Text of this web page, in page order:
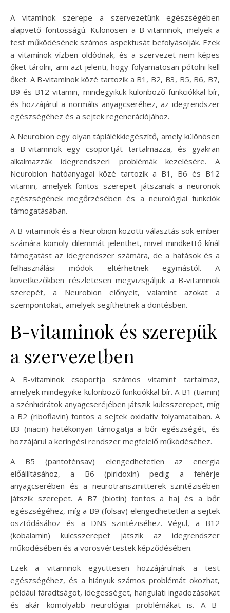
A vitaminok szerepe a szervezetünk egészségében
alapvető fontosságú. Különösen a B-vitaminok, melyek a
test működésének számos aspektusát befolyásolják. Ezek
a vitaminok vízben oldódnak, és a szervezet nem képes
őket tárolni, ami azt jelenti, hogy folyamatosan pótolni kell
őket. A B-vitaminok közé tartozik a B1, B2, B3, B5, B6, B7,
B9 és B12 vitamin, mindegyikük különböző funkciókkal bír,
és hozzájárul a normális anyagcseréhez, az idegrendszer
egészségéhez és a sejtek regenerációjához.
A Neurobion egy olyan táplálékkiegészítő, amely különösen
a B-vitaminok egy csoportját tartalmazza, és gyakran
alkalmazzák idegrendszeri problémák kezelésére. A
Neurobion hatóanyagai közé tartozik a B1, B6 és B12
vitamin, amelyek fontos szerepet játszanak a neuronok
egészségének megőrzésében és a neurológiai funkciók
támogatásában.
A B-vitaminok és a Neurobion közötti választás sok ember
számára komoly dilemmát jelenthet, mivel mindkettő kínál
támogatást az idegrendszer számára, de a hatások és a
felhasználási módok eltérhetnek egymástól. A
következőkben részletesen megvizsgáljuk a B-vitaminok
szerepét, a Neurobion előnyeit, valamint azokat a
szempontokat, amelyek segíthetnek a döntésben.
B-vitaminok és szerepük
a szervezetben
A B-vitaminok csoportja számos vitamint tartalmaz,
amelyek mindegyike különböző funkciókkal bír. A B1 (tiamin)
a szénhidrátok anyagcseréjében játszik kulcsszerepet, míg
a B2 (riboflavin) fontos a sejtek oxidatív folyamataiban. A
B3 (niacin) hatékonyan támogatja a bőr egészségét, és
hozzájárul a keringési rendszer megfelelő működéséhez.
A B5 (pantoténsav) elengedhetetlen az energia
előállításához, a B6 (piridoxin) pedig a fehérje
anyagcserében és a neurotranszmitterek szintézisében
játszik szerepet. A B7 (biotin) fontos a haj és a bőr
egészségéhez, míg a B9 (folsav) elengedhetetlen a sejtek
osztódásához és a DNS szintéziséhez. Végül, a B12
(kobalamin) kulcsszerepet játszik az idegrendszer
működésében és a vörösvértestek képződésében.
Ezek a vitaminok együttesen hozzájárulnak a test
egészségéhez, és a hiányuk számos problémát okozhat,
például fáradtságot, idegességet, hangulati ingadozásokat
és akár komolyabb neurológiai problémákat is. A B-